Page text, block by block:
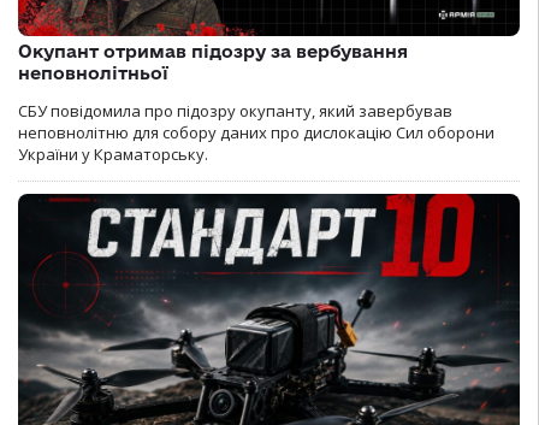
Окупант отримав підозру за вербування
неповнолітньої
СБУ повідомила про підозру окупанту, який завербував
неповнолітню для собору даних про дислокацію Сил оборони
України у Краматорську.